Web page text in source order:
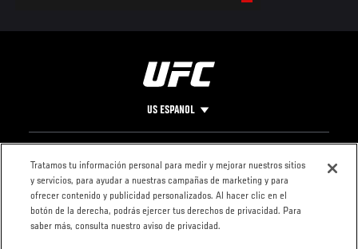
US ESPANOL
Pie
de
Página
CONTACTO
LEGAL
Condiciones
Política de
privacidad
Tratamos tu información personal para medir y mejorar nuestros sitios
y servicios, para ayudar a nuestras campañas de marketing y para
ofrecer contenido y publicidad personalizados. Al hacer clic en el
botón de la derecha, podrás ejercer tus derechos de privacidad. Para
saber más, consulta nuestro aviso de privacidad.